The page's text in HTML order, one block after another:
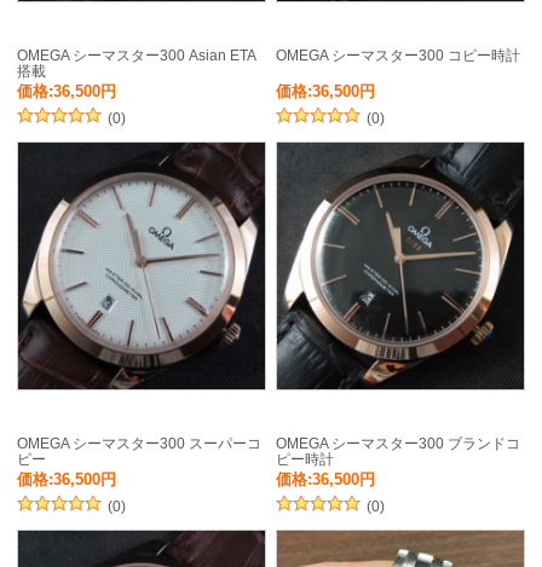
OMEGA シーマスター300 Asian ETA
搭載
価格:36,500円
(0)
OMEGA シーマスター300 コピー時計
価格:36,500円
(0)
OMEGA シーマスター300 スーパーコ
ピー
価格:36,500円
(0)
OMEGA シーマスター300 ブランドコ
ピー時計
価格:36,500円
(0)